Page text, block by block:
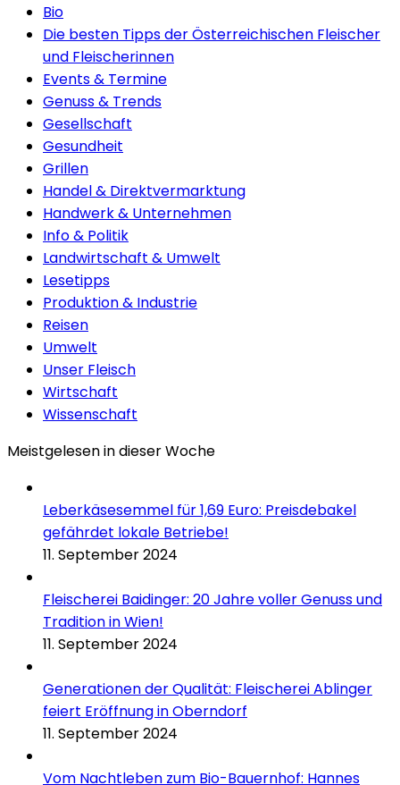
Bio
Die besten Tipps der Österreichischen Fleischer
und Fleischerinnen
Events & Termine
Genuss & Trends
Gesellschaft
Gesundheit
Grillen
Handel & Direktvermarktung
Handwerk & Unternehmen
Info & Politik
Landwirtschaft & Umwelt
Lesetipps
Produktion & Industrie
Reisen
Umwelt
Unser Fleisch
Wirtschaft
Wissenschaft
Meistgelesen in dieser Woche
Leberkäsesemmel für 1,69 Euro: Preisdebakel
gefährdet lokale Betriebe!
11. September 2024
Fleischerei Baidinger: 20 Jahre voller Genuss und
Tradition in Wien!
11. September 2024
Generationen der Qualität: Fleischerei Ablinger
feiert Eröffnung in Oberndorf
11. September 2024
Vom Nachtleben zum Bio-Bauernhof: Hannes